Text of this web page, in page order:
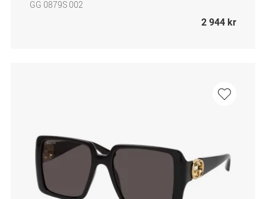
GG 0879S 002
2 944 kr